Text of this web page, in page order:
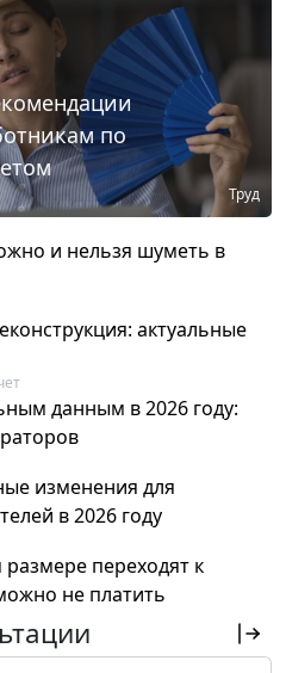
по
Труд
и нельзя шуметь в
актуальные
данным в 2026 году:
изменения для
в 2026 году
переходят к
не платить